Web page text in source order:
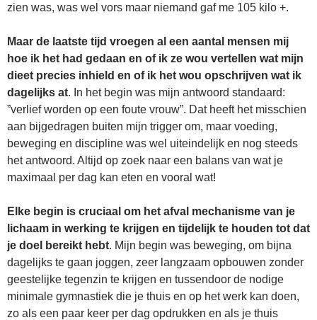
zien was, was wel vors maar niemand gaf me 105 kilo +.
Maar de laatste tijd vroegen al een aantal mensen mij
hoe ik het had gedaan en of ik ze wou vertellen wat mijn
dieet precies inhield en of ik het wou opschrijven wat ik
dagelijks at. In het begin was mijn antwoord standaard:
”verlief worden op een foute vrouw”. Dat heeft het misschien
aan bijgedragen buiten mijn trigger om, maar voeding,
beweging en discipline was wel uiteindelijk en nog steeds
het antwoord. Altijd op zoek naar een balans van wat je
maximaal per dag kan eten en vooral wat!
Elke begin is cruciaal om het afval mechanisme van je
lichaam in werking te krijgen en tijdelijk te houden tot dat
je doel bereikt hebt. Mijn begin was beweging, om bijna
dagelijks te gaan joggen, zeer langzaam opbouwen zonder
geestelijke tegenzin te krijgen en tussendoor de nodige
minimale gymnastiek die je thuis en op het werk kan doen,
zo als een paar keer per dag opdrukken en als je thuis